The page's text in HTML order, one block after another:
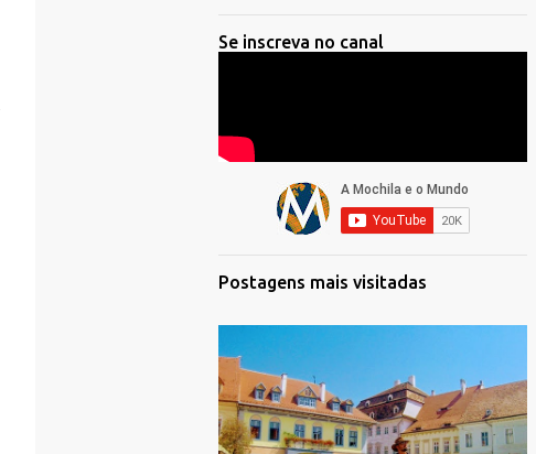
Se inscreva no canal
Postagens mais visitadas